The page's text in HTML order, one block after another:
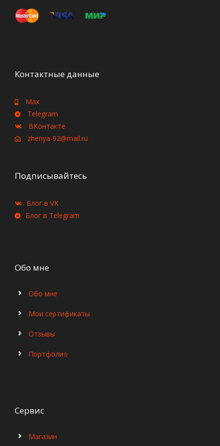
Контактные данные
Max
Telegram
ВКонтакте
zhenya-92@mail.ru
Подписывайтесь
Блог в VK
Блог в Telegram
Обо мне
Обо мне
Мои сертификаты
Отзывы
Портфолио
Сервис
Магазин